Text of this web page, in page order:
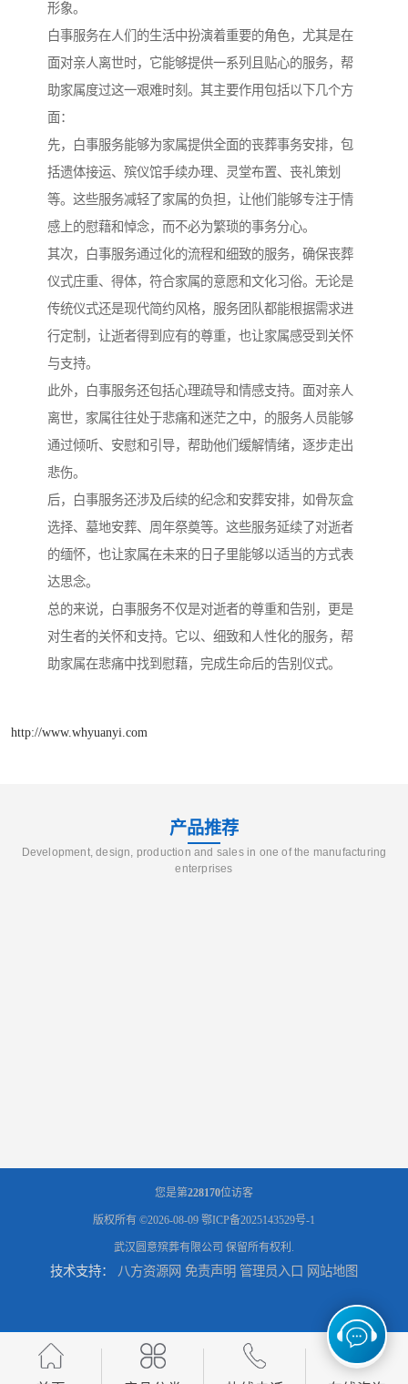
形象。
白事服务在人们的生活中扮演着重要的角色，尤其是在
面对亲人离世时，它能够提供一系列且贴心的服务，帮
助家属度过这一艰难时刻。其主要作用包括以下几个方
面：
先，白事服务能够为家属提供全面的丧葬事务安排，包
括遗体接运、殡仪馆手续办理、灵堂布置、丧礼策划
等。这些服务减轻了家属的负担，让他们能够专注于情
感上的慰藉和悼念，而不必为繁琐的事务分心。
其次，白事服务通过化的流程和细致的服务，确保丧葬
仪式庄重、得体，符合家属的意愿和文化习俗。无论是
传统仪式还是现代简约风格，服务团队都能根据需求进
行定制，让逝者得到应有的尊重，也让家属感受到关怀
与支持。
此外，白事服务还包括心理疏导和情感支持。面对亲人
离世，家属往往处于悲痛和迷茫之中，的服务人员能够
通过倾听、安慰和引导，帮助他们缓解情绪，逐步走出
悲伤。
后，白事服务还涉及后续的纪念和安葬安排，如骨灰盒
选择、墓地安葬、周年祭奠等。这些服务延续了对逝者
的缅怀，也让家属在未来的日子里能够以适当的方式表
达思念。
总的来说，白事服务不仅是对逝者的尊重和告别，更是
对生者的关怀和支持。它以、细致和人性化的服务，帮
助家属在悲痛中找到慰藉，完成生命后的告别仪式。
http://www.whyuanyi.com
产品推荐
Development, design, production and sales in one of the manufacturing
enterprises
您是第228170位访客
版权所有 ©2026-08-09 鄂ICP备2025143529号-1
武汉圆意殡葬有限公司 保留所有权利.
技术支持： 八方资源网 免责声明 管理员入口 网站地图